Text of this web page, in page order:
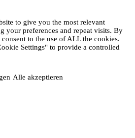
to give you the most relevant
your preferences and repeat visits. By
to the use of ALL the cookies.
Settings" to provide a controlled
Alle akzeptieren